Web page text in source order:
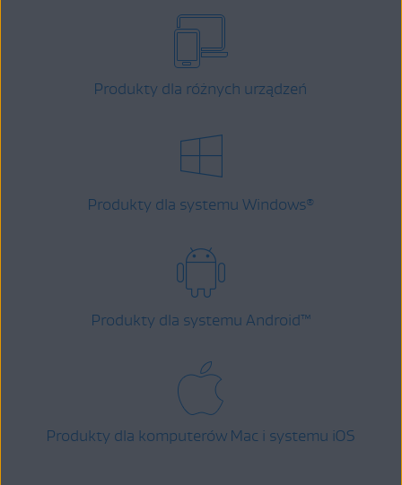
Produkty dla różnych urządzeń
Produkty dla systemu Windows®
Produkty dla systemu Android™
Produkty dla komputerów Mac i systemu iOS